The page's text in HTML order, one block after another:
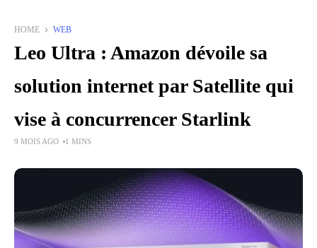
HOME WEB
Leo Ultra : Amazon dévoile sa
solution internet par Satellite qui
vise à concurrencer Starlink
9 MOIS AGO 1 MINS